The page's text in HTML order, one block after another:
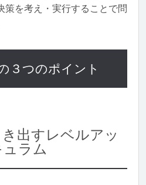
策を考え・実行することで問
３つのポイント
き出すレベルアッ
ラム